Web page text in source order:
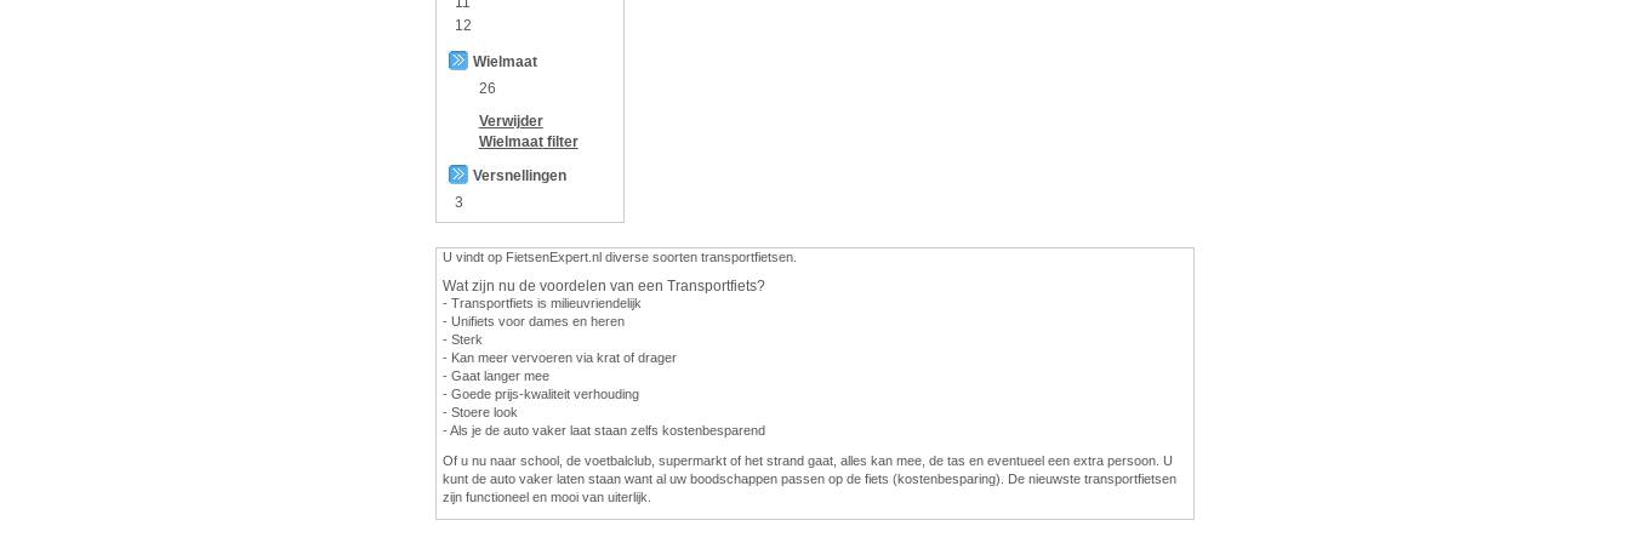
12
Wielmaat
26
Verwijder
Wielmaatfilter
Versnellingen
3
U vindt op FietsenExpert.nl diverse soorten transportfietsen.
Wat zijn nu de voordelen van een Transportfiets?
- Transportfiets is milieuvriendelijk
- Unifiets voor dames en heren
- Sterk
- Kan meer vervoeren via krat of drager
- Gaat langer mee
- Goede prijs-kwaliteit verhouding
- Stoere look
- Als je de auto vaker laat staan zelfs kostenbesparend
Of u nu naar school, de voetbalclub, supermarkt of het strand gaat, alles kan mee, de tas en eventueel een extra persoon. U
kunt de auto vaker laten staan want al uw boodschappen passen op de fiets (kostenbesparing). De nieuwste transportfietsen
zijn functioneel en mooi van uiterlijk.